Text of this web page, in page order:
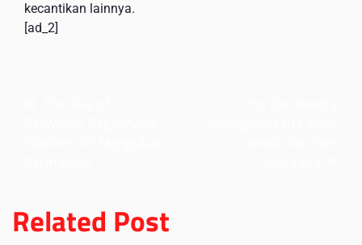
kecantikan lainnya.
[ad_2]
Related Post